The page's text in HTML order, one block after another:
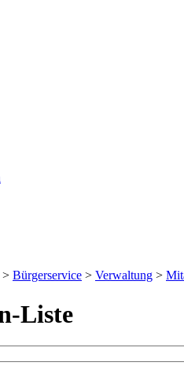
> Bürgerservice > Verwaltung >
Liste